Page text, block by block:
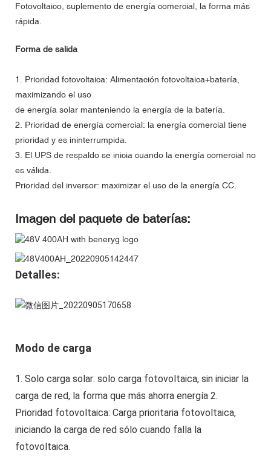
Fotovoltaico, suplemento de energía comercial, la forma más
rápida.
Forma de salida
1. Prioridad fotovoltaica: Alimentación fotovoltaica+batería,
maximizando el uso
de energía solar manteniendo la energía de la batería.
2. Prioridad de energía comercial: la energía comercial tiene
prioridad y es ininterrumpida.
3. El UPS de respaldo se inicia cuando la energía comercial no
es válida.
Prioridad del inversor: maximizar el uso de la energía CC.
Imagen del paquete de baterías:
Detalles:
Modo de carga
1. Solo carga solar: solo carga fotovoltaica, sin iniciar la
carga de red, la forma que más ahorra energía 2.
Prioridad fotovoltaica: Carga prioritaria fotovoltaica,
iniciando la carga de red sólo cuando falla la
fotovoltaica.